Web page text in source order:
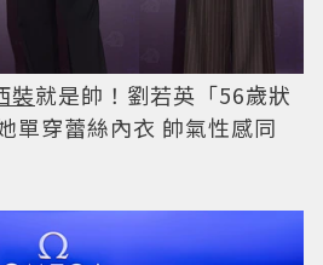
裝就是帥！劉若英「56歲狀
單穿蕾絲內衣 帥氣性感同